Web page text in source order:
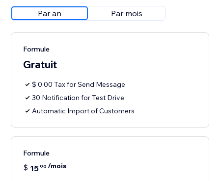
Par an Par mois
Formule
Gratuit
$ 0.00 Tax for Send Message
30 Notification for Test Drive
Automatic Import of Customers
Formule
$ 1590 /mois